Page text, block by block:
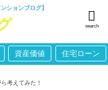
ションブログ】
search
資産価値 住宅ローン
考えてみた！